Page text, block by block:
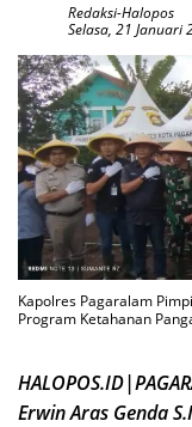
Redaksi-Halopos
Selasa, 21 Januari
Kapolres Pagaralam
Program Ketahanan
Erwin Aras Genda